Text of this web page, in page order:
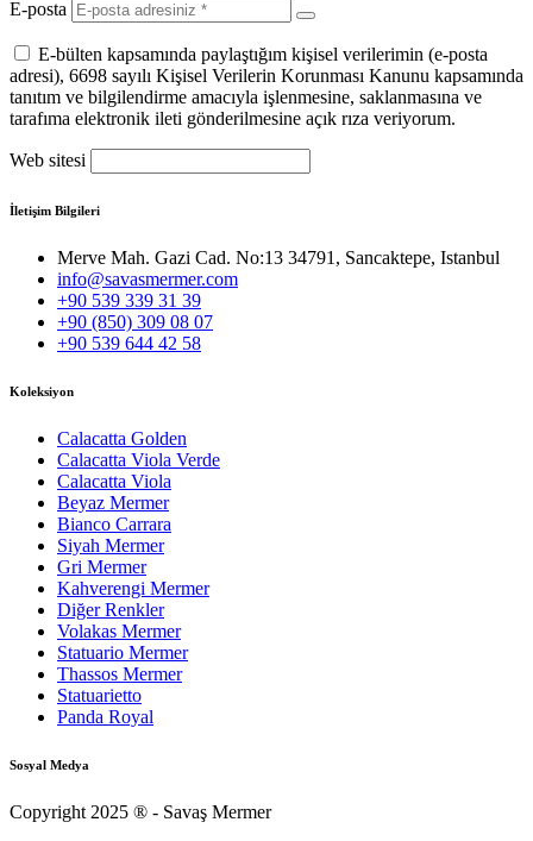
E-posta
E-bülten kapsamında paylaştığım kişisel verilerimin (e-posta
adresi), 6698 sayılı Kişisel Verilerin Korunması Kanunu kapsamında
tanıtım ve bilgilendirme amacıyla işlenmesine, saklanmasına ve
tarafıma elektronik ileti gönderilmesine açık rıza veriyorum.
Web sitesi
İletişim Bilgileri
Merve Mah. Gazi Cad. No:13 34791, Sancaktepe, Istanbul
info@savasmermer.com
+90 539 339 31 39
+90 (850) 309 08 07
+90 539 644 42 58
Koleksiyon
Calacatta Golden
Calacatta Viola Verde
Calacatta Viola
Beyaz Mermer
Bianco Carrara
Siyah Mermer
Gri Mermer
Kahverengi Mermer
Diğer Renkler
Volakas Mermer
Statuario Mermer
Thassos Mermer
Statuarietto
Panda Royal
Sosyal Medya
Copyright 2025 ® - Savaş Mermer